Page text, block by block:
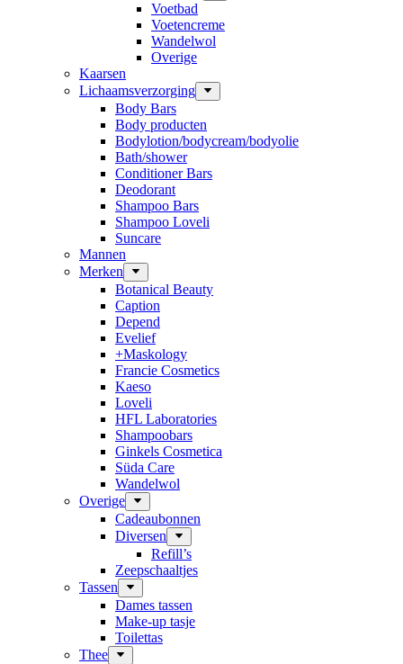
Voetbad
Voetencreme
Wandelwol
Overige
Kaarsen
Lichaamsverzorging
Body Bars
Body producten
Bodylotion/bodycream/bodyolie
Bath/shower
Conditioner Bars
Deodorant
Shampoo Bars
Shampoo Loveli
Suncare
Mannen
Merken
Botanical Beauty
Caption
Depend
Evelief
+Maskology
Francie Cosmetics
Kaeso
Loveli
HFL Laboratories
Shampoobars
Ginkels Cosmetica
Süda Care
Wandelwol
Overige
Cadeaubonnen
Diversen
Refill’s
Zeepschaaltjes
Tassen
Dames tassen
Make-up tasje
Toilettas
Thee